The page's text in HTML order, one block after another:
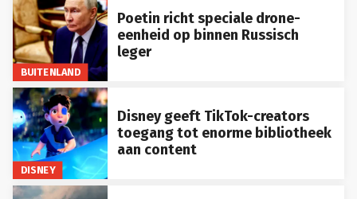
BUITENLAND
Poetin richt speciale drone-
eenheid op binnen Russisch
leger
DISNEY
Disney geeft TikTok-creators
toegang tot enorme bibliotheek
aan content